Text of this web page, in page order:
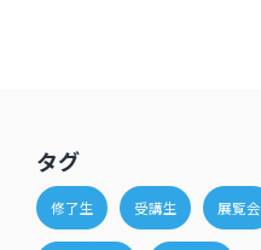
タグ
修了生 受講生 展覧会